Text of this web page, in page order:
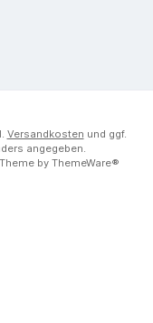
Versandkosten und ggf.
angegeben.
by ThemeWare®